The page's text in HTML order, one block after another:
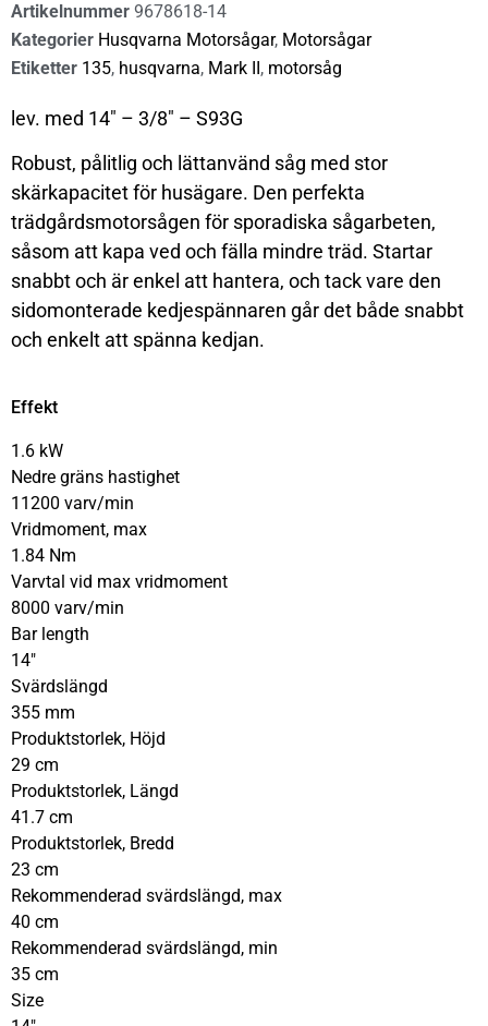
Artikelnummer 9678618-14
Kategorier Husqvarna Motorsågar, Motorsågar
Etiketter 135, husqvarna, Mark II, motorsåg
lev. med 14″ – 3/8″ – S93G
Robust, pålitlig och lättanvänd såg med stor
skärkapacitet för husägare. Den perfekta
trädgårdsmotorsågen för sporadiska sågarbeten,
såsom att kapa ved och fälla mindre träd. Startar
snabbt och är enkel att hantera, och tack vare den
sidomonterade kedjespännaren går det både snabbt
och enkelt att spänna kedjan.
Effekt
1.6 kW
Nedre gräns hastighet
11200 varv/min
Vridmoment, max
1.84 Nm
Varvtal vid max vridmoment
8000 varv/min
Bar length
14″
Svärdslängd
355 mm
Produktstorlek, Höjd
29 cm
Produktstorlek, Längd
41.7 cm
Produktstorlek, Bredd
23 cm
Rekommenderad svärdslängd, max
40 cm
Rekommenderad svärdslängd, min
35 cm
Size